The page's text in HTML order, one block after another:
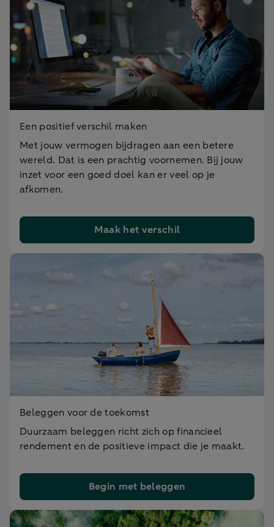
Een positief verschil maken
Met jouw vermogen bijdragen aan een betere
wereld. Dat is een prachtig voornemen. Bij jouw
inzet voor een goed doel kan er veel op je
afkomen.
Maak het verschil
Beleggen voor de toekomst
Duurzaam beleggen richt zich op financieel
rendement en de positieve impact die je maakt.
Begin met beleggen